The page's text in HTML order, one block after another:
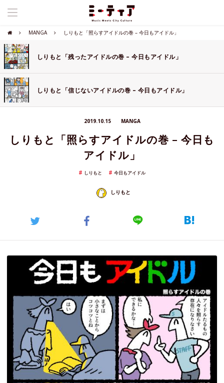
MANGA しりもと「照らすアイドルの巻 – 今日もアイドル」
しりもと「残ったアイドルの巻 – 今日もアイドル」
しりもと「信じないアイドルの巻 – 今日もアイドル」
2019.10.15 MANGA
しりもと「照らすアイドルの巻 – 今日も
アイドル」
しりもと 今日もアイドル
しりもと